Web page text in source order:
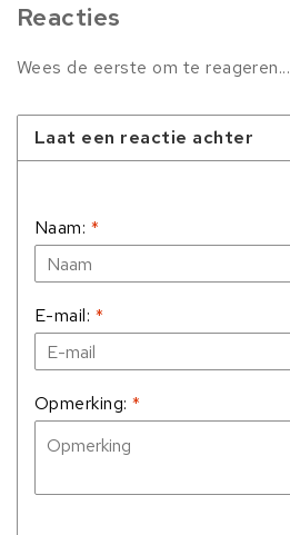
Reacties
Wees de eerste om te reageren...
Laat een reactie achter
Naam: *
E-mail: *
Opmerking:*